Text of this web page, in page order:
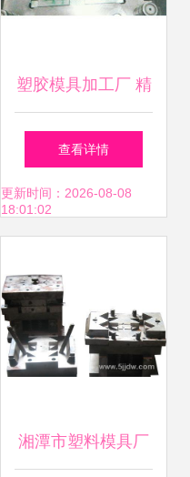
塑胶模具加工厂 精
密制造背后的技术
与应用
查看详情
更新时间：2026-08-08
18:01:02
湘潭市塑料模具厂